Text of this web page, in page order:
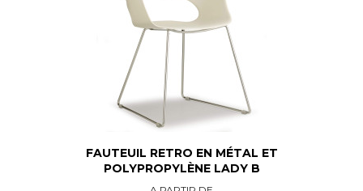
FAUTEUIL RETRO EN MÉTAL ET
POLYPROPYLÈNE LADY B